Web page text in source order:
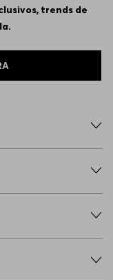
trends de